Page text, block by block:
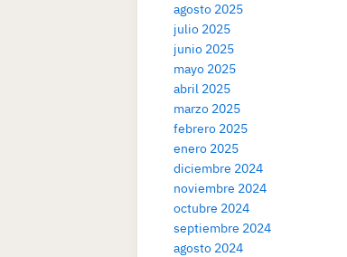
agosto 2025
julio 2025
junio 2025
mayo 2025
abril 2025
marzo 2025
febrero 2025
enero 2025
diciembre 2024
noviembre 2024
octubre 2024
septiembre 2024
agosto 2024